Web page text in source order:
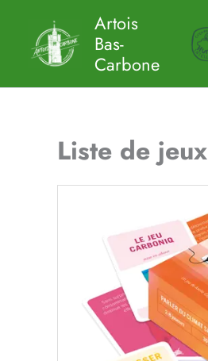
contenu
Artois
Bas-
Carbone
Liste de jeux